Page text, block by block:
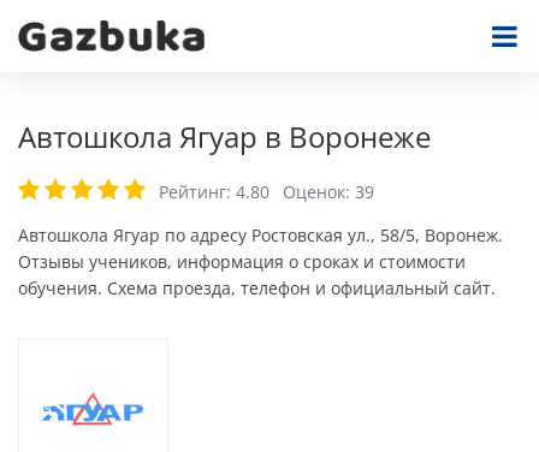
Автошкола Ягуар в Воронеже
Рейтинг: 4.80 Оценок: 39
Автошкола Ягуар по адресу Ростовская ул., 58/5, Воронеж.
Отзывы учеников, информация о сроках и стоимости
обучения. Схема проезда, телефон и официальный сайт.